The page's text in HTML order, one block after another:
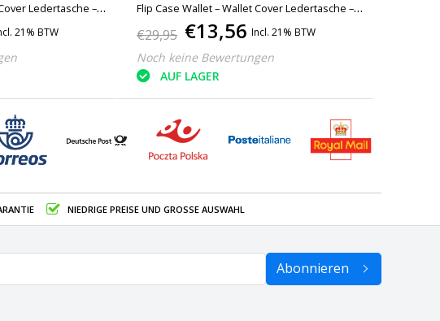
Ledertasche –
21% BTW
Flip Case Wallet – Wallet Cover Ledertasche –
Braun
€29,95 €13,56 Incl. 21% BTW
Noch keine Bewertungen
AUF LAGER
NIEDRIGE PREISE UND GROSSE AUSWAHL
Abonnieren